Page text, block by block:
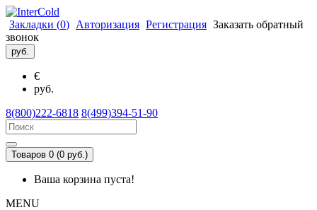
Закладки (0) Авторизация Регистрация Заказать обратный
звонок
руб.
€
руб.
8(800)222-6818 8(499)394-51-90
Товаров 0 (0 руб.)
Ваша корзина пуста!
MENU